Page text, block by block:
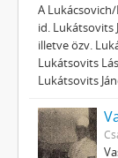
A
id. Lukátsovits
illetve özv.
Lukátsovits
Lukátsovits